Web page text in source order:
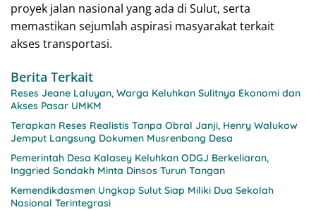
proyek jalan nasional yang ada di Sulut, serta
memastikan sejumlah aspirasi masyarakat terkait
akses transportasi.
Berita Terkait
Reses Jeane Laluyan, Warga Keluhkan Sulitnya Ekonomi dan
Akses Pasar UMKM
Terapkan Reses Realistis Tanpa Obral Janji, Henry Walukow
Jemput Langsung Dokumen Musrenbang Desa
Pemerintah Desa Kalasey Keluhkan ODGJ Berkeliaran,
Inggried Sondakh Minta Dinsos Turun Tangan
Kemendikdasmen Ungkap Sulut Siap Miliki Dua Sekolah
Nasional Terintegrasi